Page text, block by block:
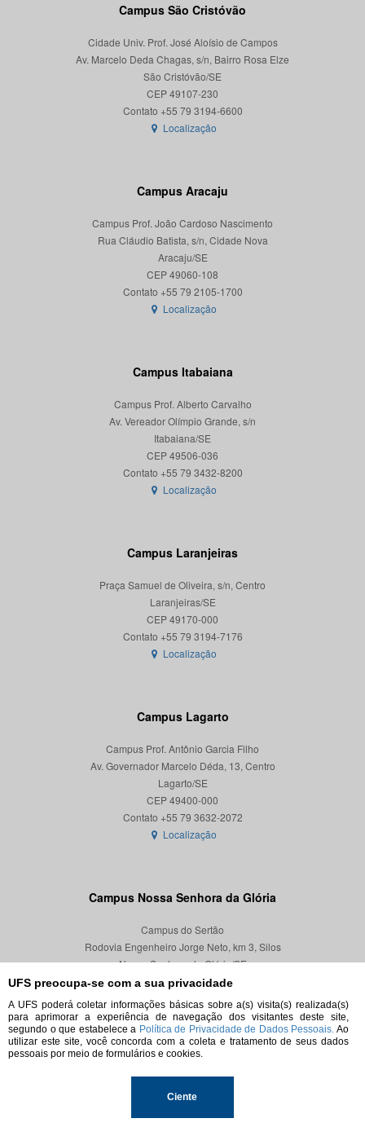
UFS preocupa-se com a sua privacidade
A UFS poderá coletar informações básicas sobre a(s) visita(s) realizada(s)
para aprimorar a experiência de navegação dos visitantes deste site,
segundo o que estabelece a Política de Privacidade de Dados Pessoais. Ao
utilizar este site, você concorda com a coleta e tratamento de seus dados
pessoais por meio de formulários e cookies.
Ciente
Campus São Cristóvão
Cidade Univ. Prof. José Aloísio de Campos
Av. Marcelo Deda Chagas, s/n, Bairro Rosa Elze
São Cristóvão/SE
CEP 49107-230
Localização
Campus Aracaju
Campus Prof. João Cardoso Nascimento
Rua Cláudio Batista, s/n, Cidade Nova
Aracaju/SE
CEP 49060-108
Localização
Campus Itabaiana
Campus Prof. Alberto Carvalho
Av. Vereador Olímpio Grande, s/n
Itabaiana/SE
CEP 49506-036
Localização
Campus Laranjeiras
Praça Samuel de Oliveira, s/n, Centro
Laranjeiras/SE
CEP 49170-000
Localização
Campus Lagarto
Campus Prof. Antônio Garcia Filho
Av. Governador Marcelo Déda, 13, Centro
Lagarto/SE
CEP 49400-000
Localização
Campus Nossa Senhora da Glória
Campus do Sertão
Rodovia Engenheiro Jorge Neto, km 3, Silos
Nossa Senhora da Glória/SE
CEP 49680-000
Localização
© 2026. Todos os direitos reservados.
Universidade Federal de Sergipe.